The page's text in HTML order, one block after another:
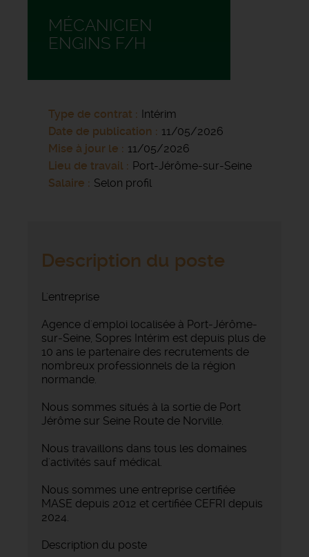
MÉCANICIEN
ENGINS F/H
Type de contrat
Intérim
Date de publication
11/05/2026
Mise à jour le
11/05/2026
Lieu de travail
Port-Jérôme-sur-Seine
Salaire
Selon profil
Description du poste
L'entreprise
Agence d'emploi localisée à Port-Jérôme-
sur-Seine, Sopres Intérim est depuis plus de
10 ans le partenaire des recrutements de
nombreux professionnels de la région
normande.
Nous sommes situés à la sortie de Port
Jérôme sur Seine Route de Norville.
Nous travaillons dans tous les domaines
d'activités sauf médical.
Nous sommes une entreprise certifiée
MASE depuis 2012 et certifiée CEFRI depuis
2024.
Description du poste